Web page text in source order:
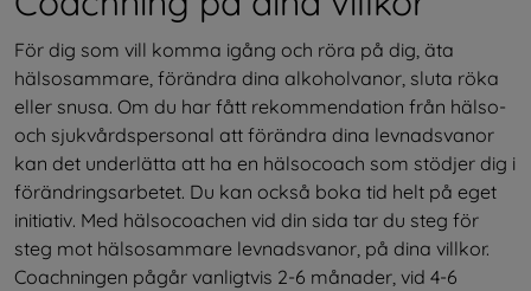
För dig som vill komma igång och röra på dig, äta
hälsosammare, förändra dina alkoholvanor, sluta röka
eller snusa. Om du har fått rekommendation från hälso-
och sjukvårdspersonal att förändra dina levnadsvanor
kan det underlätta att ha en hälsocoach som stödjer dig i
förändringsarbetet. Du kan också boka tid helt på eget
initiativ. Med hälsocoachen vid din sida tar du steg för
steg mot hälsosammare levnadsvanor, på dina villkor.
Coachningen pågår vanligtvis 2-6 månader, vid 4-6